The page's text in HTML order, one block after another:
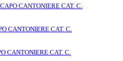
CANTONIERE CAT. C.
CANTONIERE CAT. C.
CANTONIERE CAT. C.